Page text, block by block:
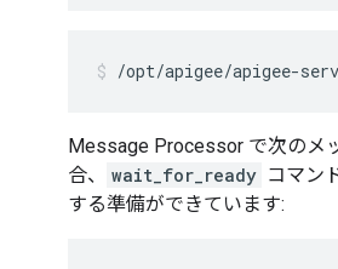
/opt/apigee/apigee-
Message Processor で次のメ
合、
wait_for_ready コマン
する準備ができています: